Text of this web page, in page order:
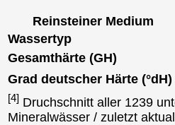
Reinsteiner Medium
Wassertyp
Gesamthärte (GH)
Grad deutscher Härte (°dH)
[4] Druchschnitt aller 1239
Mineralwässer / zuletzt